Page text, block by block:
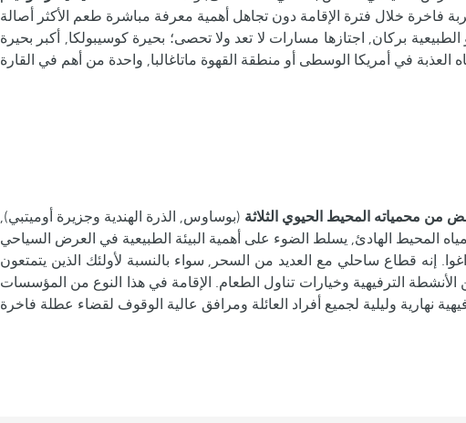
بركان, اجتازها مسارات لا تعد ولا تحصى؛ بحيرة كوسيبولكا, أكبر بحيرة
من محمياته المحيط الحيوي الثلاثة (بوساوس, الذرة الهندية وجزيرة أوميتبي),
إنه قطاع ساحلي مع العديد من السحر, سواء بالنسبة لأولئك الذين يتمتعون
الترفيهية وخيارات تناول الطعام. الإقامة في هذا النوع من المؤسسات